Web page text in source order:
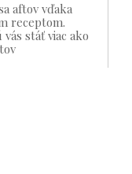
aftov vďaka
receptom.
stáť viac ako